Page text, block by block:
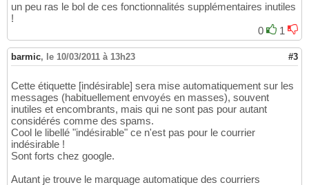
un peu ras le bol de ces fonctionnalités supplémentaires inutiles
!
0
1
barmic, le 10/03/2011 à 13h23 #3
Cette étiquette [indésirable] sera mise automatiquement sur les
messages (habituellement envoyés en masses), souvent
inutiles et encombrants, mais qui ne sont pas pour autant
considérés comme des spams.
Cool le libellé "indésirable" ce n'est pas pour le courrier
indésirable !
Sont forts chez google.
Autant je trouve le marquage automatique des courriers